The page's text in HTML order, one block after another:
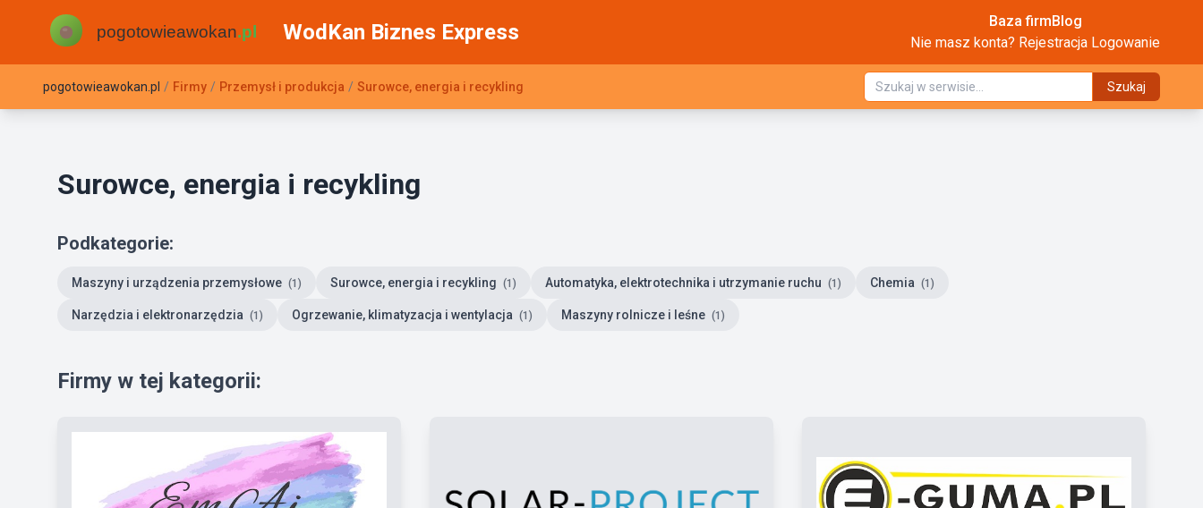
WodKan Biznes Express Baza firmBlog
Nie masz konta? Rejestracja Logowanie
pogotowieawokan.pl / Firmy / Przemysł i produkcja / Surowce, energia i recykling Szukaj
Surowce, energia i recykling
Podkategorie:
Maszyny i urządzenia przemysłowe (1) Surowce, energia i recykling (1) Automatyka, elektrotechnika i utrzymanie ruchu (1) Chemia (1)
Narzędzia i elektronarzędzia (1) Ogrzewanie, klimatyzacja i wentylacja (1) Maszyny rolnicze i leśne (1)
Firmy w tej kategorii: